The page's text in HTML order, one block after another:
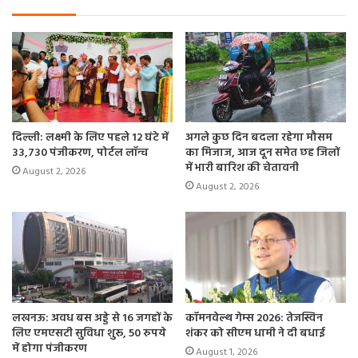
विधानसभा में नहीं गए, जहां से उनको चुनाव लडऩा है।
उड़ती हुई कोयले की धूल हवा में घोल रही जहर NTPC के
आस पास के लोगों का जीना हुआ बेहाल दमा खासी जैसी
बीमारियों से ग्रसित हो रहे लोग NTPC प्रबंधन द्वारा नहीं
किये जा रहे कोई प्रबंध रायबरेली के ऊंचाहार में स्थित है
NTPC.#Raebareli
#NTPC
#Environmental_Activist
#UttarPradesh
pic.twitter.com/sTsrTdavfx
— Ek Sandesh (@EkSandesh236986)October
17, 2023
दिल्ली: लक्ष्मी के लिए पहले 12 घंटे में
33,730 पंजीकरण, पोर्टल लॉन्च
August 2, 2026
अगले कुछ दिन बदला रहेगा मौसम
का मिजाज, आज दून समेत छह जिलों
में भारी बारिश की चेतावनी
August 2, 2026
लखनऊ: अवध बस अड्डे से 16 जगहों के
लिए एमएसटी सुविधा शुरू, 50 रुपये
में होगा पंजीकरण
कॉमनवेल्थ गेम्स 2026: तेजस्विन
शंकर को सीएम धामी ने दी बधाई
August 1, 2026